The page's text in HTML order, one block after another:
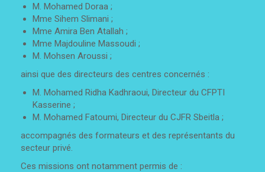
M. Mohamed Doraa ;
Mme Sihem Slimani ;
Mme Amira Ben Atallah ;
Mme Majdouline Massoudi ;
M. Mohsen Aroussi ;
ainsi que des directeurs des centres concernés :
M. Mohamed Ridha Kadhraoui, Directeur du CFPTI
Kasserine ;
M. Mohamed Fatoumi, Directeur du CJFR Sbeitla ;
accompagnés des formateurs et des représentants du
secteur privé.
Ces missions ont notamment permis de :